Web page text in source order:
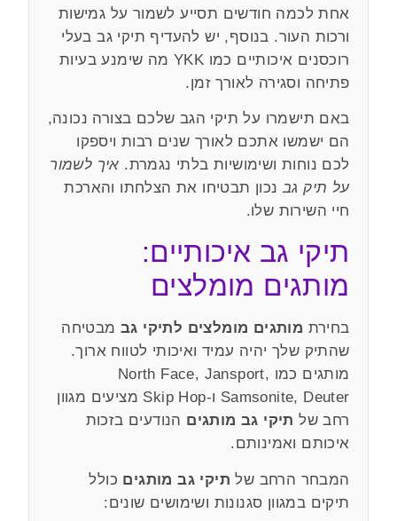
אחת לכמה חודשים תסייע לשמור על גמישות
ורכות העור. בנוסף, יש להעדיף תיקי גב בעלי
רוכסנים איכותיים כמו YKK מה שימנע בעיות
פתיחה וסגירה לאורך זמן.
באם תישמרו על תיקי הגב שלכם בצורה נכונה,
הם ישמשו אתכם לאורך שנים רבות ויספקו
לכם נוחות ושימושיות בלתי נגמרת. איך לשמור
על תיק גב נכון תבטיחו את הצלחתו והארכת
חיי השירות שלו.
תיקי גב איכותיים:
מותגים מומלצים
בחירת מותגים מומלצים לתיקי גב מבטיחה
שהתיק שלך יהיה עמיד ואיכותי לטווח ארוך.
מותגים כמו North Face, Jansport,
Samsonite, Deuter ו-Skip Hop מציעים מגוון
רחב של תיקי גב מותגים הנודעים בזכות
איכותם ואמינותם.
המבחר הרחב של תיקי גב מותגים כולל
תיקים במגוון סגנונות ושימושים שונים: